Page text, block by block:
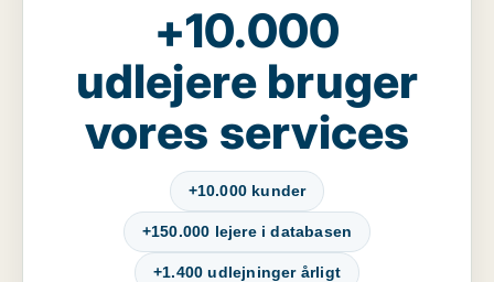
+10.000
udlejere bruger
vores services
+10.000 kunder
+150.000 lejere i databasen
+1.400 udlejninger årligt